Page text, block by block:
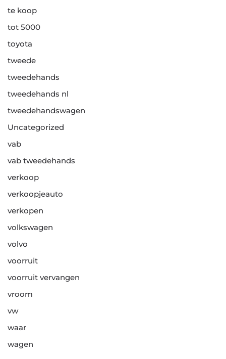
te koop
tot 5000
toyota
tweede
tweedehands
tweedehands nl
tweedehandswagen
Uncategorized
vab
vab tweedehands
verkoop
verkoopjeauto
verkopen
volkswagen
volvo
voorruit
voorruit vervangen
vroom
vw
waar
wagen